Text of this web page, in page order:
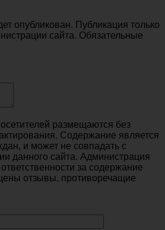
опубликован. Публикация только
сайта. Обязательные
размещаются без
Содержание является
и может не совпадать с
данного сайта. Администрация
за содержание
отзывы, противоречащие